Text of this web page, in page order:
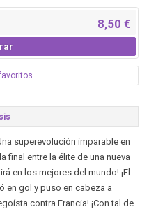
8,50 €
superevolución imparable en
final entre la élite de una nueva
en los mejores del mundo! ¡El
en gol y puso en cabeza a
contra Francia! ¡Con tal de